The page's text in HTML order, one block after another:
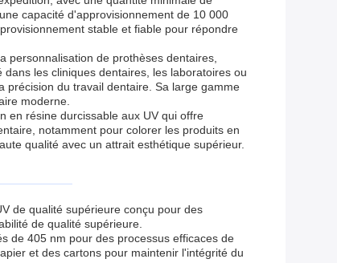
capacité d'approvisionnement de 10 000
stable et fiable pour répondre
personnalisation de prothèses dentaires,
les cliniques dentaires, les laboratoires ou
précision du travail dentaire. Sa large gamme
moderne.
en résine durcissable aux UV qui offre
notamment pour colorer les produits en
qualité avec un attrait esthétique supérieur.
de qualité supérieure conçu pour des
de qualité supérieure.
de 405 nm pour des processus efficaces de
et des cartons pour maintenir l'intégrité du